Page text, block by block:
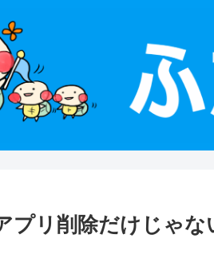
プリ削除だけじゃ